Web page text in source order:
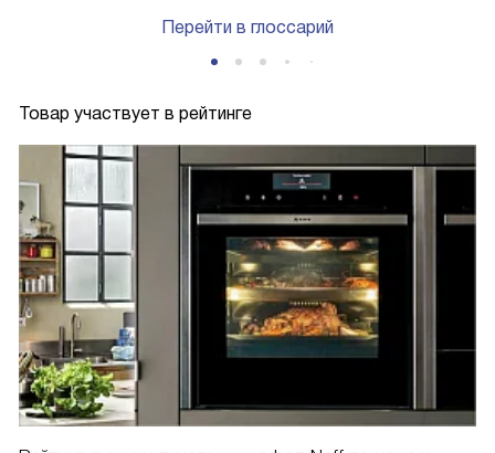
Перейти в глоссарий
Товар участвует в рейтинге